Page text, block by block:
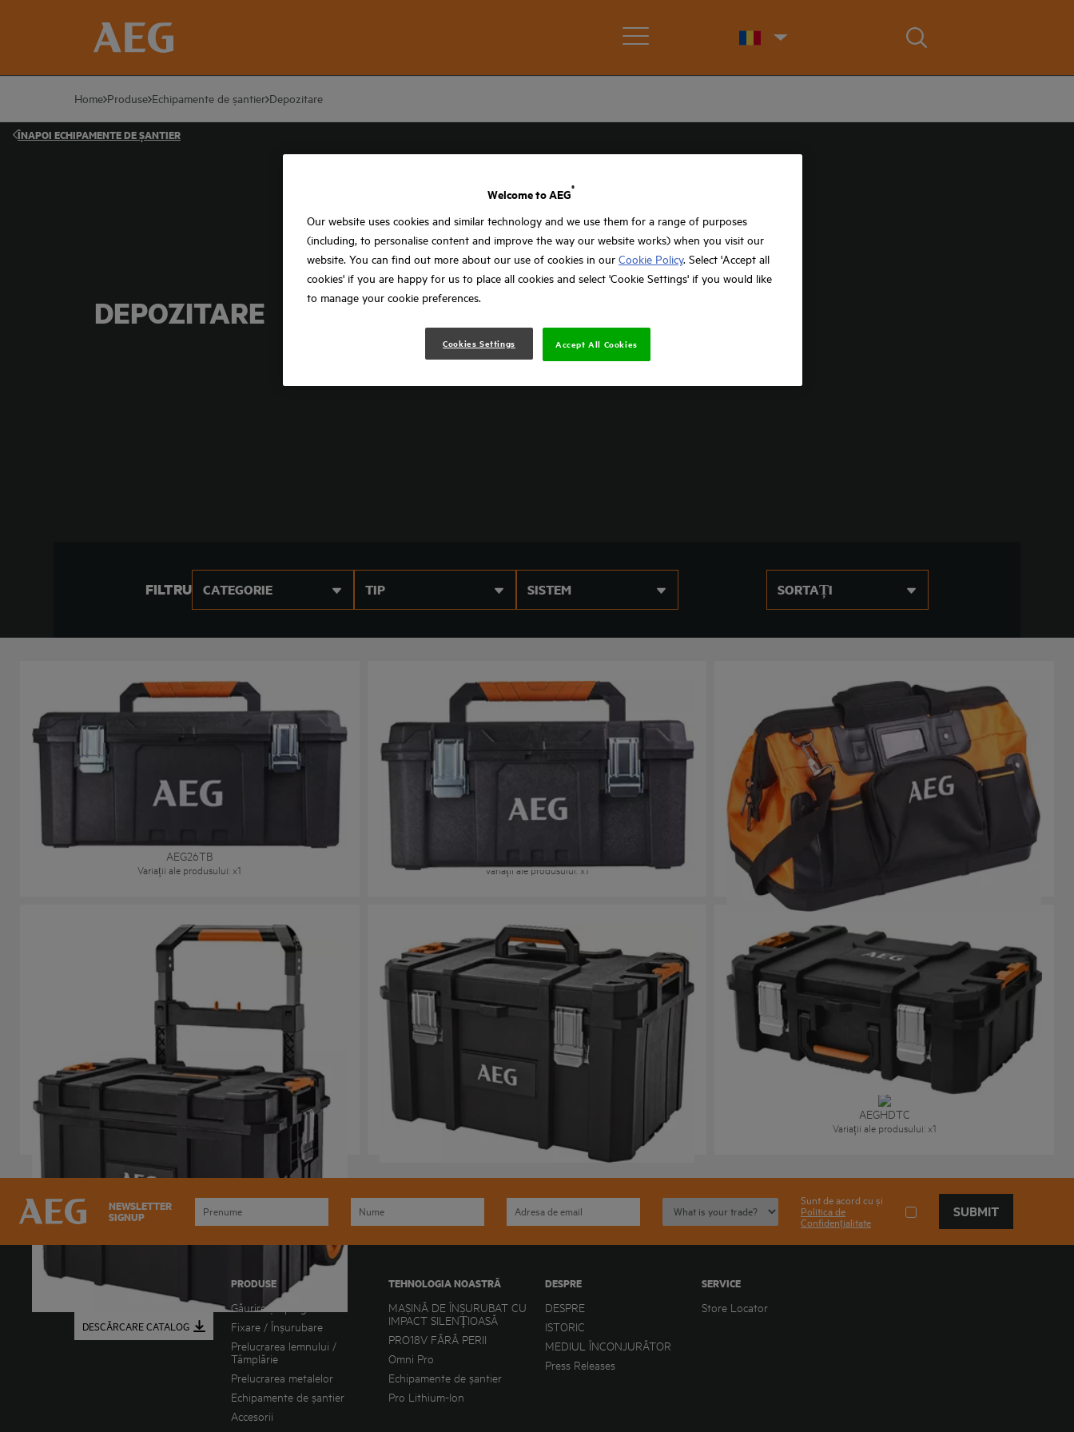
Home Produse Echipamente de șantier Depozitare
ÎNAPOI ECHIPAMENTE DE ȘANTIER
DEPOZITARE
FILTRU CATEGORIE TIP SISTEM SORTAȚI
AEG26TB
Variații ale produsului: x1 Variații ale produsului: x1
AEGHDRB
Variații ale produsului
AEGHDTC
Variații ale produsului: x1
NEWSLETTER
SIGNUP
Sunt de acord cu și
Politica de
Confidențialitate
SUBMIT
DESCĂRCAȚI ULTIMUL
NOSTRU CATALOG
DESCĂRCARE CATALOG
PRODUSE
Găurire și spargere
Fixare / Înșurubare
Prelucrarea lemnului /
Tâmplărie
Prelucrarea metalelor
Echipamente de șantier
Accesorii
TEHNOLOGIA NOASTRĂ
MAȘINĂ DE ÎNȘURUBAT CU
IMPACT SILENȚIOASĂ
PRO18V FĂRĂ PERII
Omni Pro
Echipamente de șantier
Pro Lithium-Ion
DESPRE
DESPRE
ISTORIC
MEDIUL ÎNCONJURĂTOR
Press Releases
SERVICE
Store Locator
Welcome to AEG
®
Our website uses cookies and similar technology and we use them for a range of purposes
(including, to personalise content and improve the way our website works) when you visit our
website. You can find out more about our use of cookies in our Cookie Policy. Select 'Accept all
cookies' if you are happy for us to place all cookies and select 'Cookie Settings' if you would like
to manage your cookie preferences.
Cookies Settings Accept All Cookies